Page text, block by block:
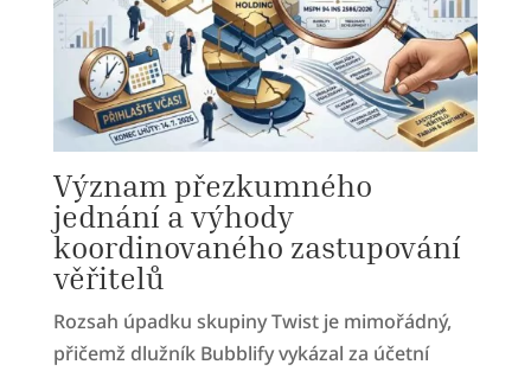
Význam přezkumného
jednání a výhody
koordinovaného zastupování
věřitelů
Rozsah úpadku skupiny Twist je mimořádný,
přičemž dlužník Bubblify vykázal za účetní